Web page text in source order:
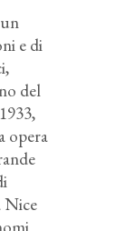
e di
del
opera
Nice